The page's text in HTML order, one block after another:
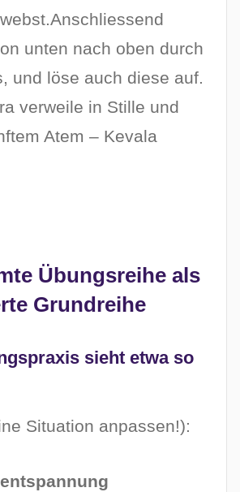
unten nach oben durch
und löse auch diese auf.
verweile in Stille und
Atem – Kevala
Übungsreihe als
Grundreihe
sieht etwa so
Situation anpassen!):